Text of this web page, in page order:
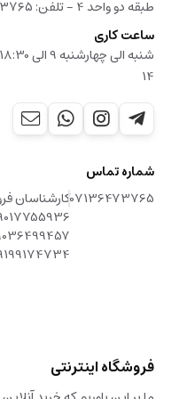
طبقه دو واحد 4 - تلفن: ۰۷۱۳۶۴۷۳۷۶۵
ساعت کاری
14
شماره تماس
07136473765کارشناسان
09199174734-(خانم عباس
فروشگاه اینترنتی